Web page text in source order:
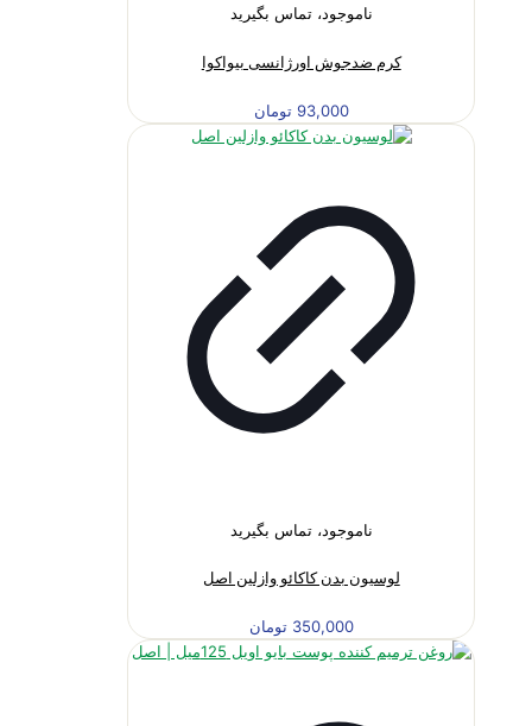
ناموجود، تماس بگیرید
کرم ضدجوش اورژانسی بیواکوا
93,000 تومان
ناموجود، تماس بگیرید
لوسیون بدن کاکائو وازلین اصل
350,000 تومان